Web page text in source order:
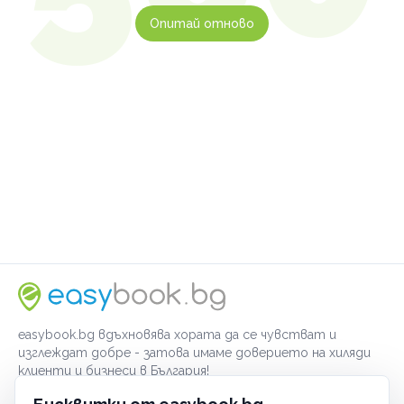
Опитай отново
easybook.bg вдъхновява хората да се чувстват и
изглеждат добре - затова имаме доверието на хиляди
клиенти и бизнеси в България!